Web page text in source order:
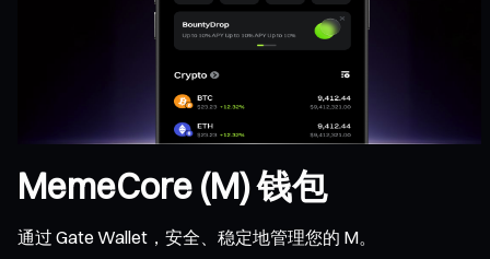
MemeCore (M) 钱包
通过 Gate Wallet，安全、稳定地管理您的 M。